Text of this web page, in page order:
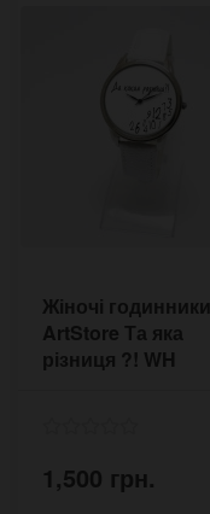
Жіночі годинники
ArtStore Та яка
різниця ?! WH
1,500 грн.